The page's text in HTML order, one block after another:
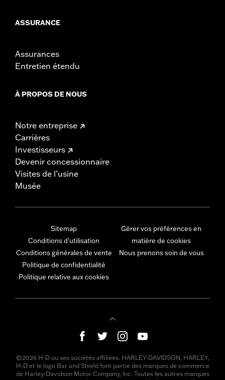
ASSURANCE
Assurances
Entretien étendu
À PROPOS DE NOUS
Notre entreprise
Carrières
Investisseurs
Devenir concessionnaire
Visites de l’usine
Musée
Sitemap
Conditions d'utilisation
Conditions générales de vente
Politique de confidentialité
Politique relative aux cookies
Gérer vos préférences en
matière de cookies
Nous prenons soin de vous
©2026 H-D ou ses sociétés affiliées. HARLEY-DAVIDSON, HARLEY,
H-D et le logo Bar and Shield font partie des marques de commerce
de Harley-Davidson Motor Company, Inc. Toutes les autres marques